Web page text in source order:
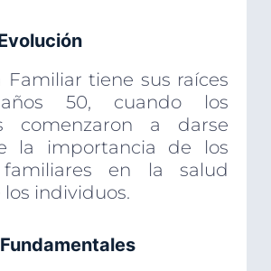
Familiar tiene sus raíces
50, cuando los
comenzaron a darse
la importancia de los
familiares en la salud
individuos.